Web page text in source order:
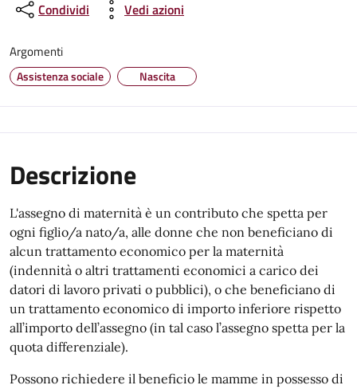
Condividi
Vedi azioni
Argomenti
Assistenza sociale Nascita
Descrizione
L'assegno di maternità è un contributo che spetta per
ogni figlio/a nato/a, alle donne che non beneficiano di
alcun trattamento economico per la maternità
(indennità o altri trattamenti economici a carico dei
datori di lavoro privati o pubblici), o che beneficiano di
un trattamento economico di importo inferiore rispetto
all’importo dell’assegno (in tal caso l’assegno spetta per la
quota differenziale).
Possono richiedere il beneficio le mamme in possesso di